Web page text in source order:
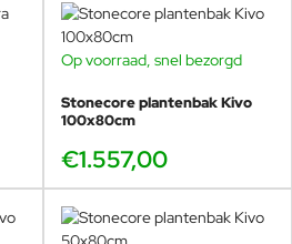
Op voorraad, snel bezorgd
Stonecore plantenbak Kivo
100x80cm
€1.557,00